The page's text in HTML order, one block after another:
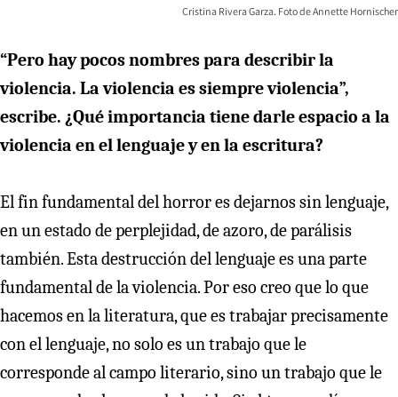
Cristina Rivera Garza. Foto de Annette Hornischer
“Pero hay pocos nombres para describir la
violencia. La violencia es siempre violencia”,
escribe. ¿Qué importancia tiene darle espacio a la
violencia en el lenguaje y en la escritura?
El fin fundamental del horror es dejarnos sin lenguaje,
en un estado de perplejidad, de azoro, de parálisis
también. Esta destrucción del lenguaje es una parte
fundamental de la violencia. Por eso creo que lo que
hacemos en la literatura, que es trabajar precisamente
con el lenguaje, no solo es un trabajo que le
corresponde al campo literario, sino un trabajo que le